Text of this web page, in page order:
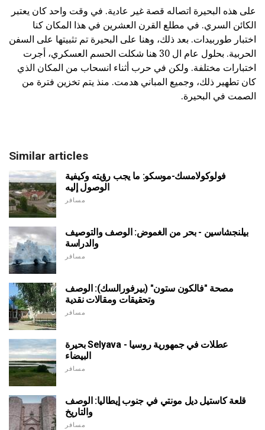
على هذه البحيرة اتصاله قصة غير عادية. في وقت واحد كان يعتبر
الكائن السري. في مطلع القرن العشرين في هذا المكان كنا
اختبار طوربيدات. بعد ذلك، وهنا على البحيرة تم تثبيتها على السفن
الحربية. بحلول عام ال 30 هنا شكلت الحسم العسكري، أجرت
اختبارات مختلفة. ولكن في حرب أثناء انسحاب من المكان الذي
كان تطهير ذلك، وجميع المباني هدمت. منذ يتم تخزين فترة من
الصمت في البحيرة.
Similar articles
فولوكولامسك-موسكو: ما يجب رؤيته وكيفية
الوصول إليه
مسافر
بيلنجشاسين - بحر من الغموض: الوصف والتوصيف
والدراسة
مسافر
مصحة "فالكون ستون" (بيرفورالسك): الوصف
وتحقيقات ومقالات نقدية
مسافر
بحيرة Selyava - عطلات في جمهورية روسيا
البيضاء
مسافر
قلعة كاستيل ديل مونتي في جنوب إيطاليا: الوصف
والتاريخ
مسافر